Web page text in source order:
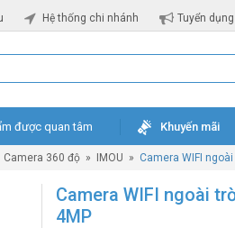
Hệ thống chi nhánh Tuyển dụng
được quan tâm Khuyến mãi
Camera 360 độ » IMOU » Camera WIFI ngoài
Camera WIFI ngoài
4MP